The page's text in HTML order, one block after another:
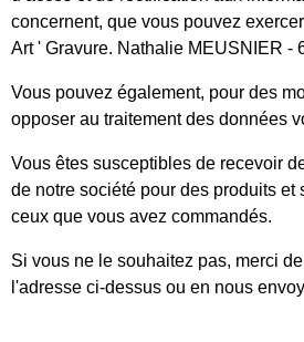
concernent, que vous pouvez
Art ' Gravure. Nathalie MEUSNIER -
Vous pouvez également, pour des
opposer au traitement des données
Vous êtes susceptibles de recevoir
de notre société pour des produits et
ceux que vous avez commandés.
Si vous ne le souhaitez pas, merci
l'adresse ci-dessus ou en nous